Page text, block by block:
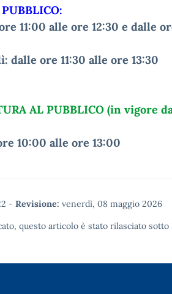
11:00 alle ore 12:30 e dalle
ore 11:30 alle ore 13:30
AL PUBBLICO (in vigore
10:00 alle ore 13:00
- Revisione: venerdì, 08 maggio 2026
questo articolo è stato rilasciato sotto